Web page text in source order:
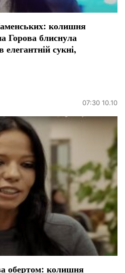
колишня
Горова блиснула
сукні,
07:30 10.10
обертом: колишня